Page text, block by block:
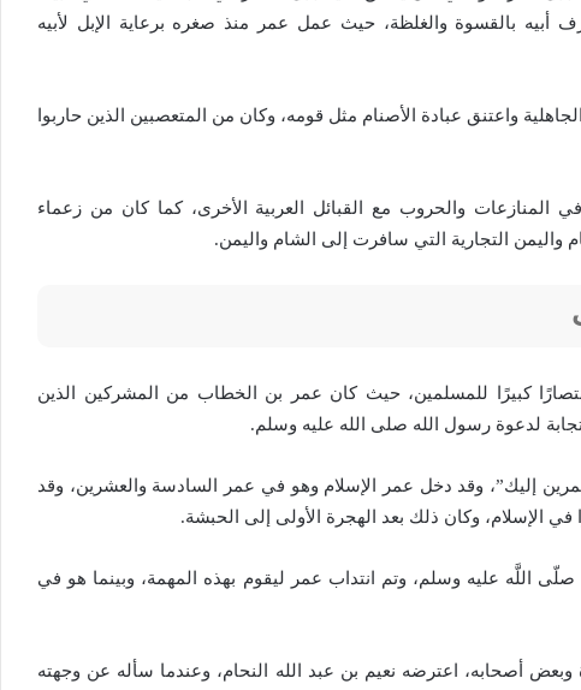
أبيه بالقسوة والغلظة، حيث عمل عمر منذ صغره برعاية الإبل لأبيه
واعتنق عبادة الأصنام مثل قومه، وكان من المتعصبين الذين حاربوا
والحروب مع القبائل العربية الأخرى، كما كان من زعماء
واليمن التجارية التي سافرت إلى الشام واليمن.
كبيرًا للمسلمين، حيث كان عمر بن الخطاب من المشركين الذين
لدعوة رسول الله صلى الله عليه وسلم.
إليك”، وقد دخل عمر الإسلام وهو في عمر السادسة والعشرين، وقد
الإسلام، وكان ذلك بعد الهجرة الأولى إلى الحبشة.
اللَّه عليه وسلم، وتم انتداب عمر ليقوم بهذه المهمة، وبينما هو في
أصحابه، اعترضه نعيم بن عبد الله النحام، وعندما سأله عن وجهته